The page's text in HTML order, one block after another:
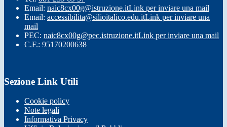
Email: naic8cx00g@istruzione.itLink per inviare una mail
Email: accessibilita@silioitalico.edu.itLink per inviare una
mail
PEC: naic8cx00g@pec.istruzione.itLink per inviare una mail
C.F.: 95170200638
Sezione Link Utili
Cookie policy
Note legali
Informativa Privacy